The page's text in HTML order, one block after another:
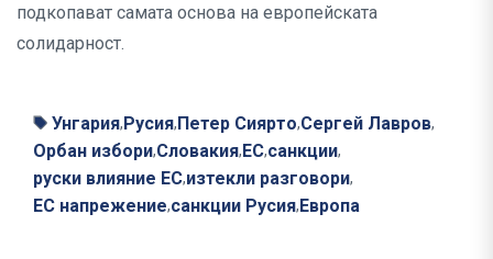
подкопават самата основа на европейската
солидарност.
Унгария,Русия,Петер Сиярто,Сергей Лавров,
Орбан избори,Словакия,ЕС,санкции,
руски влияние ЕС,изтекли разговори,
ЕС напрежение,санкции Русия,Европа